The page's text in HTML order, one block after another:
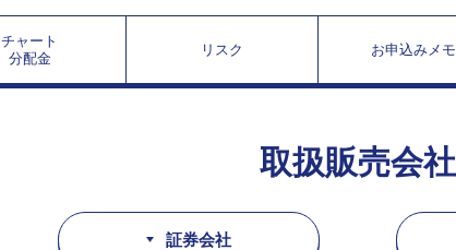
チャート
分配金
リスク お申込みメモ
取扱販売会社
証券会社